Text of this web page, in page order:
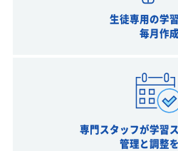
生徒専用の学
毎月作成
専門スタッフが学習
管理と調整